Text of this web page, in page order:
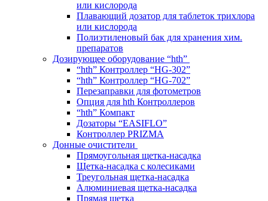
или кислорода
Плавающий дозатор для таблеток трихлора
или кислорода
Полиэтиленовый бак для хранения хим.
препаратов
Дозирующее оборудование “hth”
“hth” Контроллер “HG-302”
“hth” Контроллер “HG-702”
Перезаправки для фотометров
Опция для hth Контроллеров
“hth” Компакт
Дозаторы “EASIFLO”
Контроллер PRIZMA
Донные очистители
Прямоугольная щетка-насадка
Щетка-насадка с колесиками
Треугольная щетка-насадка
Алюминиевая щетка-насадка
Прямая щетка